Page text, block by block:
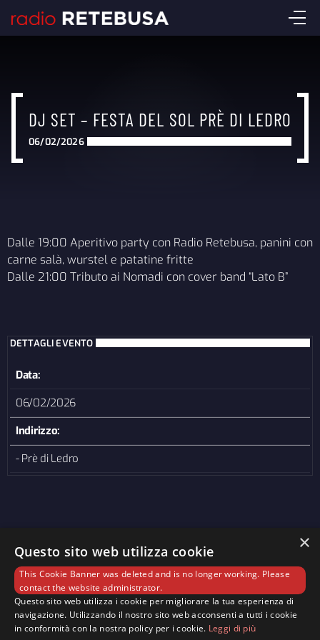
DJ SET – FESTA DEL SOL PRÈ DI LEDRO
06/02/2026
Dalle 19:00 Aperitivo party con Radio Retebusa, panini con
carne salà, wurstel e patatine fritte
Dalle 21:00 Tributo ai Nomadi con cover band “Lato B”
DETTAGLI EVENTO
Data:
06/02/2026
Indirizzo:
- Prè di Ledro
×
Questo sito web utilizza cookie
This Cookie Banner was deleted and is no longer working. Please
contact the website administrator.
Questo sito web utilizza i cookie per migliorare la tua esperienza di
navigazione. Utilizzando il nostro sito web acconsenti a tutti i cookie
in conformità con la nostra policy per i cookie. Leggi di più